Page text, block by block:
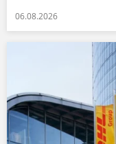
06.08.2026